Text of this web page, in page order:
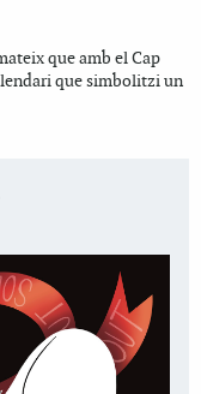
que amb el Cap
que simbolitzi un